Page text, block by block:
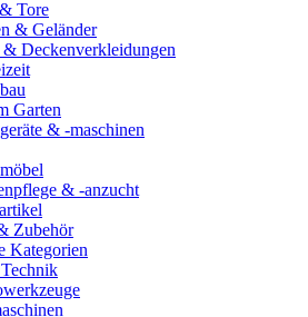
Tore
& Geländer
& Deckenverkleidungen
Garten
& -maschinen
& -anzucht
Zubehör
Kategorien